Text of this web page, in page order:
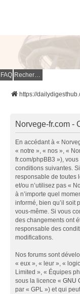
FAQ Rechercher
https://
Norvege-fr.com -
En accédant à «
« notre », « nos », «
fr.com/phpBB3 »),
conditions suivantes.
responsable de toutes
et/ou n’utilisez pas «
à n’importe quel
informé, bien qu’il soit
vous-même. Si vous
des changements ont
responsable des
modifications.
Nos forums sont
« eux », « leur », «
Limited », « Équipes
sous la licence « GNU
par « GPL ») et qui